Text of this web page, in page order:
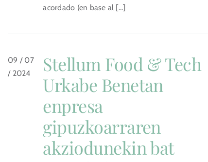
acordado (en base al [...]
09 / 07
/ 2024
Stellum Food & Tech
Urkabe Benetan
enpresa
gipuzkoarraren
akziodunekin bat